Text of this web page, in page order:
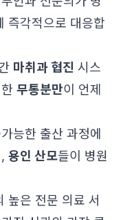
즉각적으로 대응합
마취과 협진 시스
무통분만이 언제
능한 출산 과정에
용인 산모들이 병원
높은 전문 의료 서